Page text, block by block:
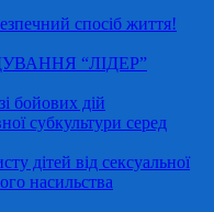
спосіб життя!
“ЛІДЕР”
бойових дій
субкультури серед
дітей від сексуальної
насильства